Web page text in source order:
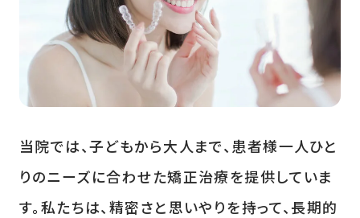
当院では、子どもから大人まで、患者様一人ひと
りのニーズに合わせた矯正治療を提供していま
す。私たちは、精密さと思いやりを持って、長期的